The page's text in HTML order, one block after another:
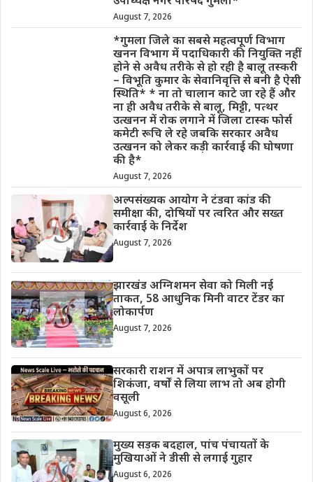
August 7, 2026
*गुमला जिले का सबसे महत्वपूर्ण विभाग
खनन विभाग में पदाधिकारी की नियुक्ति नहीं
होने से अवैध तरीके से हो रही है बालू तस्करी
– विभूति कुमार के सेवानिवृत्ति से बनी है ऐसी
स्थिति* * ना तो चालान काटे जा रहे हैं और
ना ही अवैध तरीके से बालू, मिट्टी, पत्थर
उत्खनन में रोक लगाने में जिला टास्क फोर्स
कमेटी रूचि ले रहे जबकि सरकार अवैध
उत्खनन को लेकर कड़ी कार्रवाई की घोषणा
की है*
August 7, 2026
अल्पसंख्यक आयोग ने टंडवा कांड की
समीक्षा की, दोषियों पर त्वरित और सख्त
कार्रवाई के निर्देश
August 7, 2026
झारखंड अग्निशमन सेवा को मिली नई
ताकत, 58 आधुनिक मिनी वाटर टेंडर का
लोकार्पण
August 7, 2026
सरकारी राशन में अपात्र लाभुकों पर
शिकंजा, वर्षों से लिया लाभ तो अब होगी
वसूली
August 6, 2026
मुख्य सड़क बदहाल, पांच पंचायतों के
मुखियाओं ने डीसी से लगाई गुहार
August 6, 2026